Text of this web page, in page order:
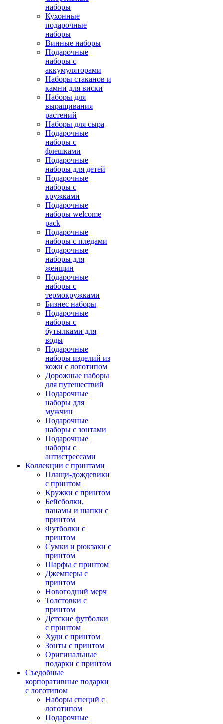
наборы
Кухонные
подарочные
наборы
Винные наборы
Подарочные
наборы с
аккумуляторами
Наборы стаканов и
камни для виски
Наборы для
выращивания
растений
Наборы для сыра
Подарочные
наборы с
флешками
Подарочные
наборы для детей
Подарочные
наборы с
кружками
Подарочные
наборы welcome
pack
Подарочные
наборы с пледами
Подарочные
наборы для
женщин
Подарочные
наборы с
термокружками
Бизнес наборы
Подарочные
наборы с
бутылками для
воды
Подарочные
наборы изделий из
кожи с логотипом
Дорожные наборы
для путешествий
Подарочные
наборы для
мужчин
Подарочные
наборы с зонтами
Подарочные
наборы с
антистрессами
Коллекции с принтами
Плащи-дождевики
с принтом
Кружки с принтом
Бейсболки,
панамы и шапки с
принтом
Футболки с
принтом
Сумки и рюкзаки с
принтом
Шарфы с принтом
Джемперы с
принтом
Новогодний мерч
Толстовки с
принтом
Детские футболки
с принтом
Худи с принтом
Зонты с принтом
Оригинальные
подарки с принтом
Съедобные
корпоративные подарки
с логотипом
Наборы специй с
логотипом
Подарочные